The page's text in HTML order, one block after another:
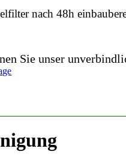
nach 48h
Sie unser